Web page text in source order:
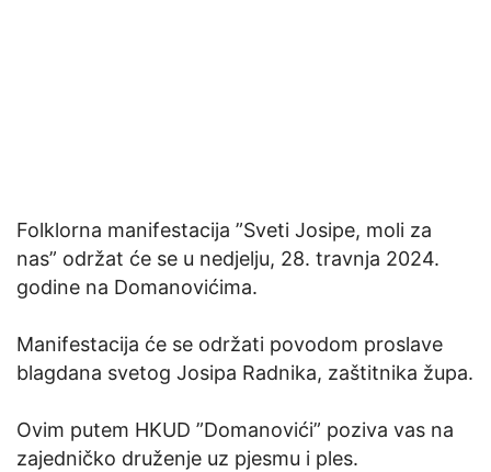
Folklorna manifestacija ”Sveti Josipe, moli za
nas” održat će se u nedjelju, 28. travnja 2024.
godine na Domanovićima.
Manifestacija će se održati povodom proslave
blagdana svetog Josipa Radnika, zaštitnika župa.
Ovim putem HKUD ”Domanovići” poziva vas na
zajedničko druženje uz pjesmu i ples.